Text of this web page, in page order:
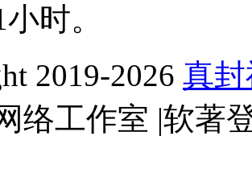
时。
2019-2026 真
络工作室 |软著